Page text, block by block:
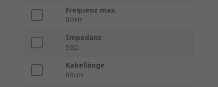
Frequenz max.
8GHz
Impedanz
50Ω
Kabellänge
60cm